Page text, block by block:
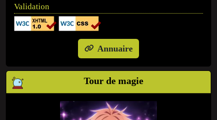
Validation
Annuaire
Tour de magie